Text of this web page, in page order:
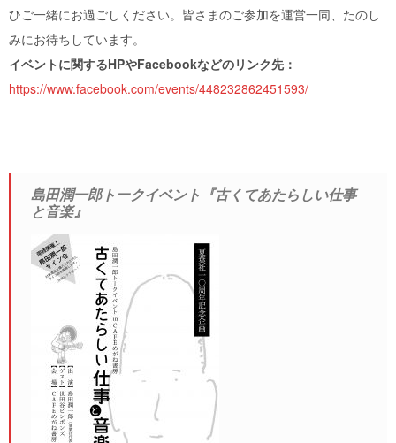
ひご一緒にお過ごしください。皆さまのご参加を運営一同、たのし
みにお待ちしています。
イベントに関するHPやFacebookなどのリンク先：
https://www.facebook.com/events/448232862451593/
島田潤一郎トークイベント『古くてあたらしい仕事
と音楽』